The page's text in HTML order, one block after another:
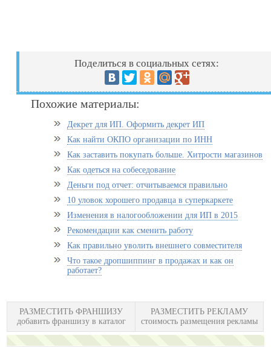
Поделиться в социальных сетях:
Похожие материалы:
Декрет для ИП. Оформить декрет ИП
Как найти ОКПО организации по ИНН
Как заставить покупать больше. Хитрости магазинов
Как одеться на собеседование
Деньги под отчет: отчитываемся правильно
10 уловок хорошего продавца в суперкаркете
Изменения в налогообложении для ИП в 2015
Рекомендации как сменить работу
Как правильно уволить внешнего совместителя
Что такое дропшиппинг в продажах и как он
работает?
РАЗМЕСТИТЬ ФРАНШИЗУ
добавить франшизу в каталог
РАЗМЕСТИТЬ РЕКЛАМУ
стоимость размещения рекламы